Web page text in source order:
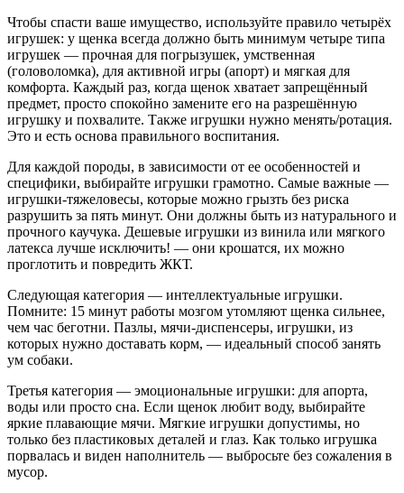
Чтобы спасти ваше имущество, используйте правило четырёх
игрушек: у щенка всегда должно быть минимум четыре типа
игрушек — прочная для погрызушек, умственная
(головоломка), для активной игры (апорт) и мягкая для
комфорта. Каждый раз, когда щенок хватает запрещённый
предмет, просто спокойно замените его на разрешённую
игрушку и похвалите. Также игрушки нужно менять/ротация.
Это и есть основа правильного воспитания.
Для каждой породы, в зависимости от ее особенностей и
специфики, выбирайте игрушки грамотно. Самые важные —
игрушки-тяжеловесы, которые можно грызть без риска
разрушить за пять минут. Они должны быть из натурального и
прочного каучука. Дешевые игрушки из винила или мягкого
латекса лучше исключить! — они крошатся, их можно
проглотить и повредить ЖКТ.
Следующая категория — интеллектуальные игрушки.
Помните: 15 минут работы мозгом утомляют щенка сильнее,
чем час беготни. Пазлы, мячи-диспенсеры, игрушки, из
которых нужно доставать корм, — идеальный способ занять
ум собаки.
Третья категория — эмоциональные игрушки: для апорта,
воды или просто сна. Если щенок любит воду, выбирайте
яркие плавающие мячи. Мягкие игрушки допустимы, но
только без пластиковых деталей и глаз. Как только игрушка
порвалась и виден наполнитель — выбросьте без сожаления в
мусор.